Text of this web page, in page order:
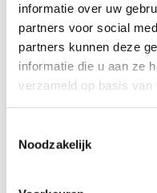
informatie over uw
partners voor social
partners kunnen deze
informatie die u aan ze
verzameld op basis van
Noodzakelijk